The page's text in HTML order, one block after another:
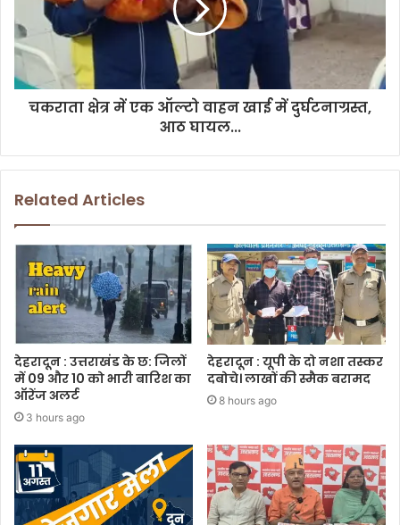
चकराता क्षेत्र में एक ऑल्टो वाहन खाई में दुर्घटनाग्रस्त,
आठ घायल...
Related Articles
देहरादून : उत्तराखंड के छ: जिलों
में 09 और 10 को भारी बारिश का
ऑरेंज अलर्ट
3 hours ago
देहरादून : यूपी के दो नशा तस्कर
दबोचे। लाखों की स्मैक बरामद
8 hours ago